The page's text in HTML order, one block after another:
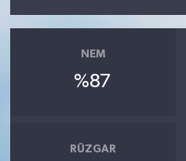
NEM
%87
RÜZGAR